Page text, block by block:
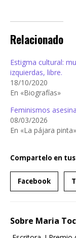
Relacionado
Estigma cultural:
izquierdas, libre.
18/10/2020
En «Biografías»
Feminismos
08/03/2026
En «La pájara pinta»
Compartelo en tus
Facebook
Sobre Maria